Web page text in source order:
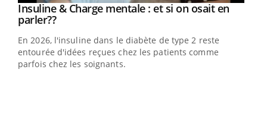
Youtube
Insuline & Charge mentale : et si on osait en
parler??Youtube
En 2026, l'insuline dans le diabète de type 2 reste
entourée d'idées reçues chez les patients comme
parfois chez les soignants.